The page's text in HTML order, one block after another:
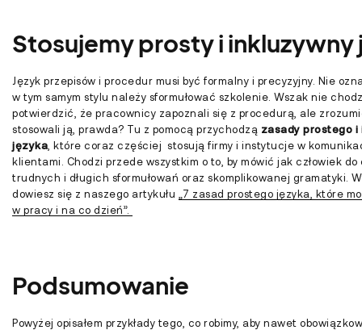
Stosujemy prosty i inkluzywny
Język przepisów i procedur musi być formalny i precyzyjny. Nie
w tym samym stylu należy sformułować szkolenie. Wszak nie
potwierdzić, że pracownicy zapoznali się z procedurą, ale
stosowali ją, prawda? Tu z pomocą przychodzą zasady prostego i
języka , które coraz częściej stosują firmy i instytucje w
klientami. Chodzi przede wszystkim o to, by mówić jak człowiek
trudnych i długich sformułowań oraz skomplikowanej gramatyki.
dowiesz się z naszego artykułu
„7 zasad prostego języka, które
w pracy i na co dzień”.
Podsumowanie
Powyżej opisałem przykłady tego, co robimy, aby nawet